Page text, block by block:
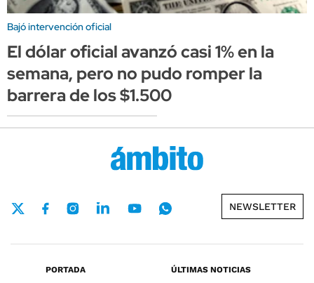
Bajó intervención oficial
El dólar oficial avanzó casi 1% en la
semana, pero no pudo romper la
barrera de los $1.500
NEWSLETTER
PORTADA
ÚLTIMAS NOTICIAS